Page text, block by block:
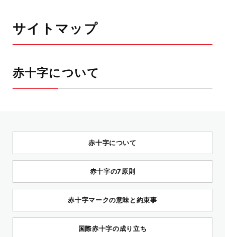
サイトマップ
赤十字について
赤十字について
赤十字の7原則
赤十字マークの意味と約束事
国際赤十字の成り立ち